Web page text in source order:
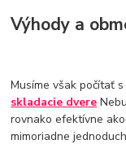
Výhody a
Musíme však počítať
skladacie dvere
rovnako efektívne
mimoriadne